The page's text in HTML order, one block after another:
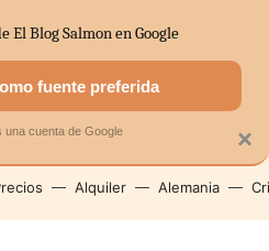
MERCADOS
Alquiler Alemania
×
El Blog Salmon en Google
fuente preferida
una cuenta de Google